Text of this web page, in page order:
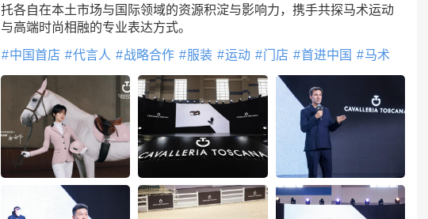
托各自在本土市场与国际领域的资源积淀与影响力，携手共探马术运动
与高端时尚相融的专业表达方式。
中国首店 代言人 战略合作 服装 运动 门店 首进中国 马术